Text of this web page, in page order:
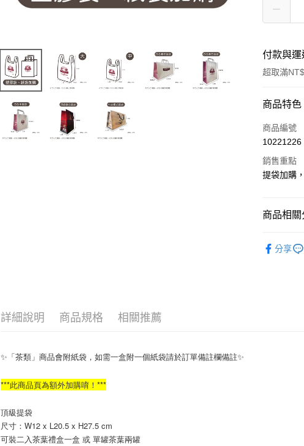
付款與運
超取滿
付款方式
信用卡一次
LINE Pay
Google
商品特色
商品編號
10221226
銷售重點
提袋加購
商品相關
分享
詳細說明 商品規格 相關推薦
✨「茶類」商品會附紙袋，如需一盒附一個紙袋請於訂單備註欄備註✨
***此商品頁為額外加購唷！***
頂級提袋
尺寸：W12 x L20.5 x H27.5 cm
可裝二入茶葉禮盒一盒 或 單罐茶葉兩罐